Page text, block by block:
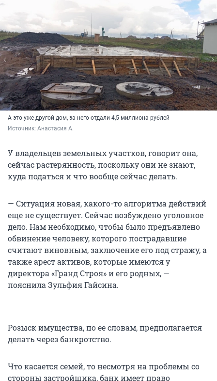
А это уже другой дом, за него отдали 4,5 миллиона рублей
Источник: Анастасия А.
У владельцев земельных участков, говорит она,
сейчас растерянность, поскольку они не знают,
куда податься и что вообще сейчас делать.
— Ситуация новая, какого-то алгоритма действий
еще не существует. Сейчас возбуждено уголовное
дело. Нам необходимо, чтобы было предъявлено
обвинение человеку, которого пострадавшие
считают виновным, заключение его под стражу, а
также арест активов, которые имеются у
директора «Гранд Строя» и его родных, —
пояснила Зульфия Гайсина.
Розыск имущества, по ее словам, предполагается
делать через банкротство.
Что касается семей, то несмотря на проблемы со
стороны застройщика, банк имеет право